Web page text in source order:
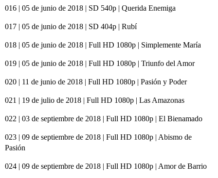
016 | 05 de junio de 2018 | SD 540p | Querida Enemiga
017 | 05 de junio de 2018 | SD 404p | Rubí
018 | 05 de junio de 2018 | Full HD 1080p | Simplemente María
019 | 05 de junio de 2018 | Full HD 1080p | Triunfo del Amor
020 | 11 de junio de 2018 | Full HD 1080p | Pasión y Poder
021 | 19 de julio de 2018 | Full HD 1080p | Las Amazonas
022 | 03 de septiembre de 2018 | Full HD 1080p | El Bienamado
023 | 09 de septiembre de 2018 | Full HD 1080p | Abismo de
Pasión
024 | 09 de septiembre de 2018 | Full HD 1080p | Amor de Barrio